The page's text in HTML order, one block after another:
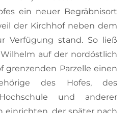
ein neuer Begräbnisort
der Kirchhof neben dem
Verfügung stand. So ließ
auf der nordöstlich
grenzenden Parzelle einen
des Hofes, des
und anderer